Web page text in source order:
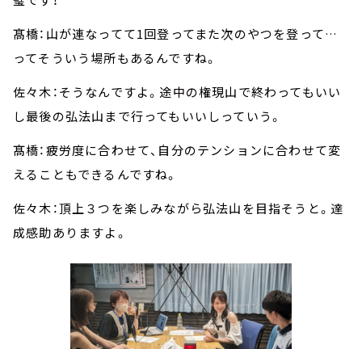
髙橋：山が連なってて1回登ってまた次のやつを登って…
ってそういう場所もあるんですね。
佐々木：そうなんですよ。途中の権現山で終わってもいい
し最後の弘法山まで行ってもいいしっていう。
髙橋：疲労度に合わせて、自分のテンションに合わせて変
えることもできるんですね。
佐々木：頂上３つを楽しみながら弘法山を目指そうと。達
成感助ありますよ。